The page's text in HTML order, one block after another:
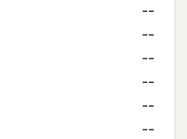
--
--
--
--
--
--